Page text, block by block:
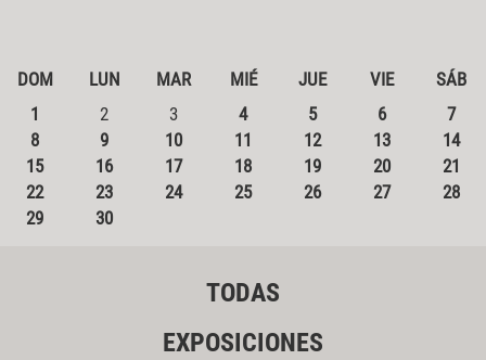
DOM LUN MAR MIÉ JUE VIE
SÁB
1
2 3 4 5 6
7
8
9 10 11 12 13
14
15
16 17 18 19 20
21
22
23 24 25 26 27
28
29
30
TODAS
EXPOSICIONES